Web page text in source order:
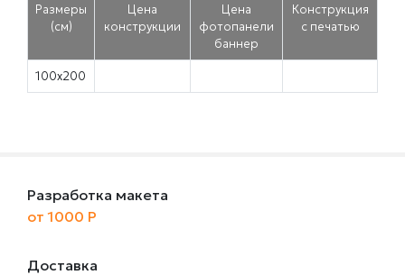
Размеры
(см)
Цена
конструкции
Цена
фотопанели
баннер
Конструкция
с печатью
100х200
Разработка макета
от 1000 Р
Доставка